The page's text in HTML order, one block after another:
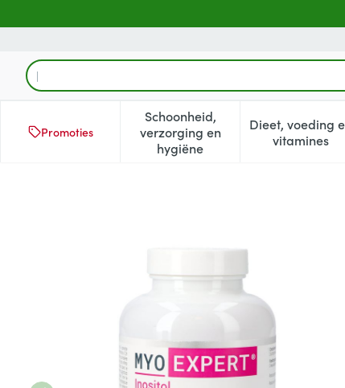
Product, merk, categorie...
Promoties
Schoonheid,
verzorging en
hygiëne
Toon submenu voor
Dieet, voeding
vitamines
Toon